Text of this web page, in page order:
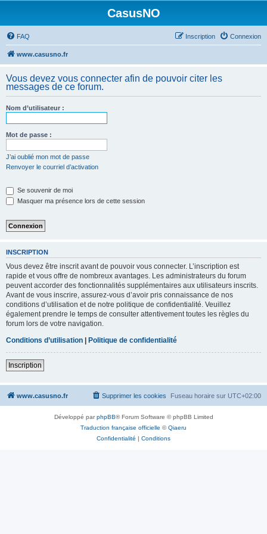
CasusNO
FAQ Connexion
Inscription
www.casusno.fr
Vous devez vous connecter afin de pouvoir citer les
messages de ce forum.
Nom d’utilisateur :
Mot de passe :
J’ai oublié mon mot de passe
Renvoyer le courriel d’activation
Se souvenir de moi
Masquer ma présence lors de cette session
INSCRIPTION
Vous devez être inscrit avant de pouvoir vous connecter. L’inscription est
rapide et vous offre de nombreux avantages. Les administrateurs du forum
peuvent accorder des fonctionnalités supplémentaires aux utilisateurs inscrits.
Avant de vous inscrire, assurez-vous d’avoir pris connaissance de nos
conditions d’utilisation et de notre politique de confidentialité. Veuillez
également prendre le temps de consulter attentivement toutes les règles du
forum lors de votre navigation.
Conditions d’utilisation | Politique de confidentialité
Inscription
www.casusno.fr Fuseau horaire sur UTC+02:00
Supprimer les cookies
Développé parphpBB® Forum Software © phpBB Limited
Traduction française officielle ©Qiaeru
Confidentialité | Conditions